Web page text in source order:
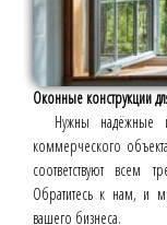
Оконные конструкции
Нужны надёжные
коммерческого
соответствуют всем
Обратитесь к нам, и
вашего бизнеса.